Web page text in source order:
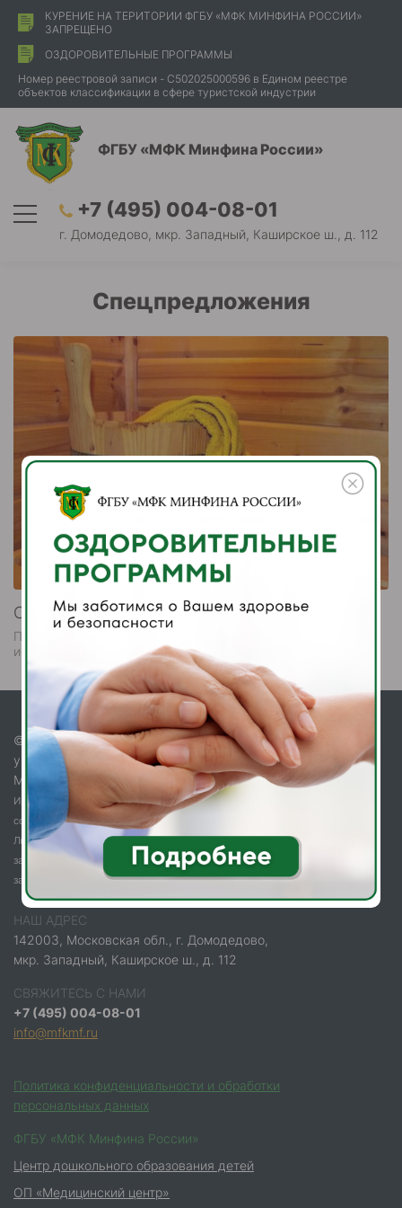
КУРЕНИЕ НА ТЕРИТОРИИ ФГБУ «МФК МИНФИНА РОССИИ»
ЗАПРЕЩЕНО
ОЗДОРОВИТЕЛЬНЫЕ ПРОГРАММЫ
Номер реестровой записи - С502025000596 в Едином реестре
объектов классификации в сфере туристской индустрии
ФГБУ «МФК Минфина России»
+7 (495) 004-08-01
г. Домодедово, мкр. Западный, Каширское ш., д. 112
Спецпредложения
Сауна
Полезные свойства сауны доказаны не только научными
исследованиями.
© 2026. Федеральное государственное бюджетное
учреждение «Многофункциональный комплекс
Министерства финансов Российской Федерации»
Информационный ресурс является объектом интеллектуальной
собственности ФГБУ «МФК Минфина России» и охраняется законом.
Любое использование информации без ссылки на Правообладателя
запрещено и влечёт за собой ответственность согласно действующему
законодательству.
НАШ АДРЕС
142003, Московская обл., г. Домодедово,
мкр. Западный, Каширское ш., д. 112
СВЯЖИТЕСЬ С НАМИ
+7 (495) 004-08-01
info@mfkmf.ru
Политика конфиденциальности и обработки
персональных данных
ФГБУ «МФК Минфина России»
Центр дошкольного образования детей
ОП «Медицинский центр»